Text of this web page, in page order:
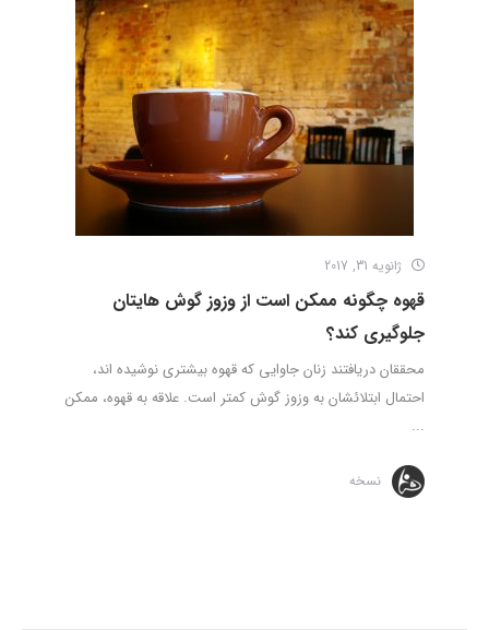
ژانویه 31, 2017
قهوه چگونه ممکن است از وزوز گوش هایتان
جلوگیری کند؟
محققان دریافتند زنان جاوایی که قهوه بیشتری نوشیده اند،
احتمال ابتلائشان به وزوز گوش کمتر است. علاقه به قهوه، ممکن
...
نسخه